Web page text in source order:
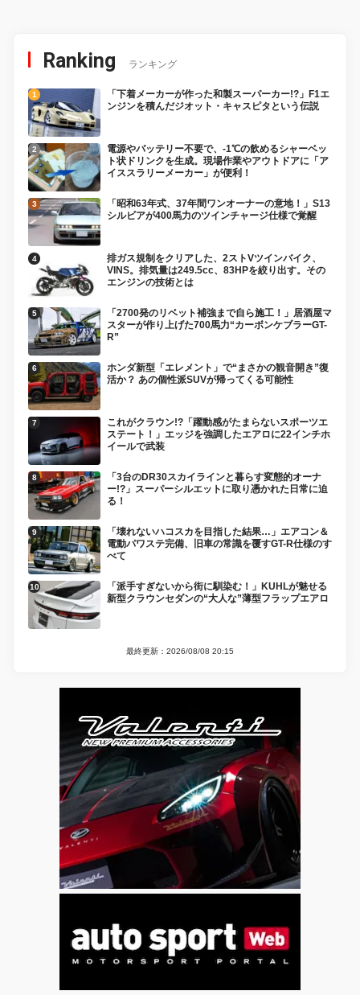
Ranking ランキング
「下着メーカーが作った和製スーパーカー!?」F1エ
ンジンを積んだジオット・キャスピタという伝説
電源やバッテリー不要で、-1℃の飲めるシャーベッ
ト状ドリンクを生成。現場作業やアウトドアに「ア
イススラリーメーカー」が便利！
「昭和63年式、37年間ワンオーナーの意地！」S13
シルビアが400馬力のツインチャージ仕様で覚醒
排ガス規制をクリアした、2ストVツインバイク、
VINS。排気量は249.5cc、83HPを絞り出す。その
エンジンの技術とは
「2700発のリベット補強まで自ら施工！」居酒屋マ
スターが作り上げた700馬力“カーボンケブラーGT-
R”
ホンダ新型「エレメント」で“まさかの観音開き”復
活か？ あの個性派SUVが帰ってくる可能性
これがクラウン!?「躍動感がたまらないスポーツエ
ステート！」エッジを強調したエアロに22インチホ
イールで武装
「3台のDR30スカイラインと暮らす変態的オーナ
ー!?」スーパーシルエットに取り憑かれた日常に迫
る！
「壊れないハコスカを目指した結果…」エアコン＆
電動パワステ完備、旧車の常識を覆すGT-R仕様のす
べて
「派手すぎないから街に馴染む！」KUHLが魅せる
新型クラウンセダンの“大人な”薄型フラップエアロ
最終更新：2026/08/08 20:15